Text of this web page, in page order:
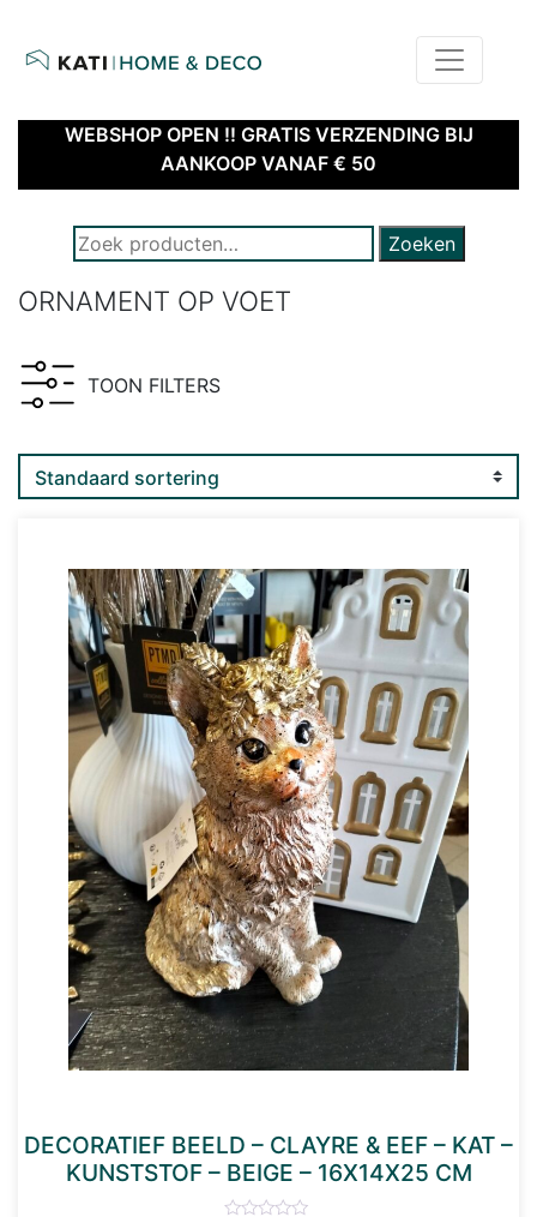
homekati – home & deco | webshop
WEBSHOP OPEN !! GRATIS VERZENDING BIJ
AANKOOP VANAF € 50
ZOEK NAAR PRODUCTEN: Zoeken
ORNAMENT OP VOET
TOON FILTERS
DECORATIEF BEELD – CLAYRE & EEF – KAT –
KUNSTSTOF – BEIGE – 16X14X25 CM